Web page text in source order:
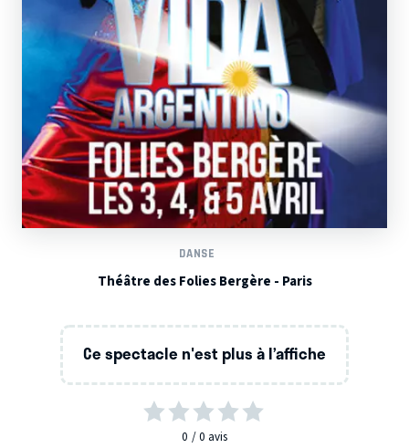
DANSE
Théâtre des Folies Bergère - Paris
Ce spectacle n'est plus à l’affiche
0 0 avis